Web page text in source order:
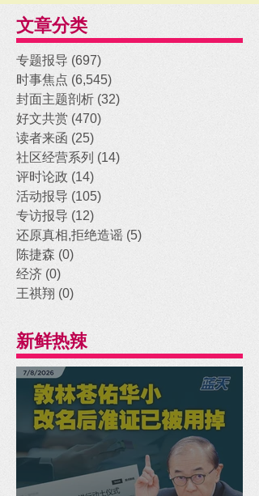
文章分类
专题报导 (697)
时事焦点 (6,545)
封面主题剖析 (32)
好文共赏 (470)
读者来函 (25)
社区经营系列 (14)
评时论政 (14)
活动报导 (105)
专访报导 (12)
还原真相,拒绝造谣 (5)
陈捷森 (0)
经济 (0)
王祺翔 (0)
新鲜热辣